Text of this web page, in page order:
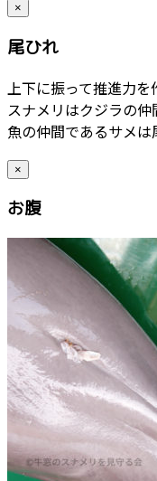
×
尾ひれ
上下に振って推進力を
スナメリはクジラの仲
魚の仲間であるサメは
×
お腹